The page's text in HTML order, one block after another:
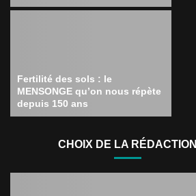
Fertilité des sols : le
MENSONGE qu’on nous répète
depuis 150 ans
CHOIX DE LA RÉDACTION